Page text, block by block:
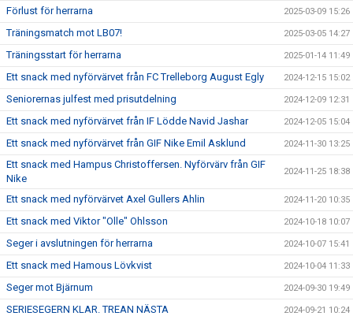
Förlust för herrarna 2025-03-09 15:26
Träningsmatch mot LB07! 2025-03-05 14:27
Träningsstart för herrarna 2025-01-14 11:49
Ett snack med nyförvärvet från FC Trelleborg August Egly 2024-12-15 15:02
Seniorernas julfest med prisutdelning 2024-12-09 12:31
Ett snack med nyförvärvet från IF Lödde Navid Jashar 2024-12-05 15:04
Ett snack med nyförvärvet från GIF Nike Emil Asklund 2024-11-30 13:25
Ett snack med Hampus Christoffersen. Nyförvärv från GIF
Nike
2024-11-25 18:38
Ett snack med nyförvärvet Axel Gullers Ahlin 2024-11-20 10:35
Ett snack med Viktor "Olle" Ohlsson 2024-10-18 10:07
Seger i avslutningen för herrarna 2024-10-07 15:41
Ett snack med Hamous Lövkvist 2024-10-04 11:33
Seger mot Bjärnum 2024-09-30 19:49
SERIESEGERN KLAR. TREAN NÄSTA 2024-09-21 10:24